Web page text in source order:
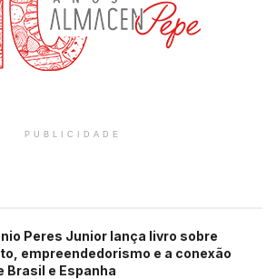
debate Inteligência Cidadã e
em Salvador.
PUBLICIDADE
Peres Junior lança livro sobre
empreendedorismo e a conexão
Brasil e Espanha